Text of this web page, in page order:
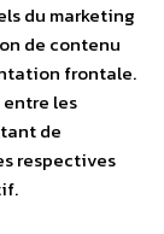
du marketing
de contenu
frontale.
les
de
respectives